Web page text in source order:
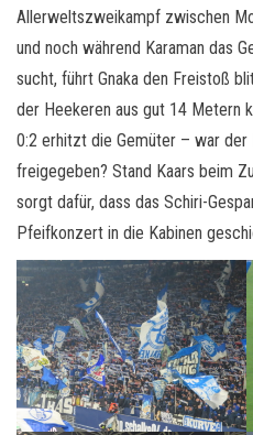
Allerweltszweikampf zwischen
und noch während Karaman das
sucht, führt Gnaka den Freistoß
der Heekeren aus gut 14 Metern
0:2 erhitzt die Gemüter – war der
freigegeben? Stand Kaars beim
sorgt dafür, dass das Schiri-
Pfeifkonzert in die Kabinen